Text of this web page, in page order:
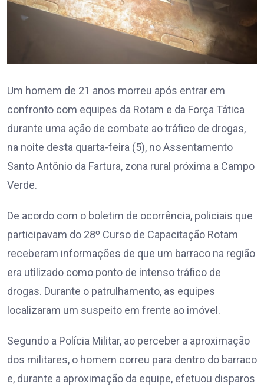
Um homem de 21 anos morreu após entrar em
confronto com equipes da Rotam e da Força Tática
durante uma ação de combate ao tráfico de drogas,
na noite desta quarta-feira (5), no Assentamento
Santo Antônio da Fartura, zona rural próxima a Campo
Verde.
De acordo com o boletim de ocorrência, policiais que
participavam do 28º Curso de Capacitação Rotam
receberam informações de que um barraco na região
era utilizado como ponto de intenso tráfico de
drogas. Durante o patrulhamento, as equipes
localizaram um suspeito em frente ao imóvel.
Segundo a Polícia Militar, ao perceber a aproximação
dos militares, o homem correu para dentro do barraco
e, durante a aproximação da equipe, efetuou disparos